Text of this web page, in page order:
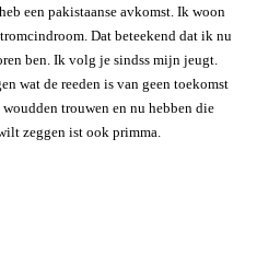
een pakistaanse avkomst. Ik woon
Dat beteekend dat ik nu
ben. Ik volg je sindss mijn jeugt.
wat de reeden is van geen toekomst
trouwen en nu hebben die
zeggen ist ook primma.